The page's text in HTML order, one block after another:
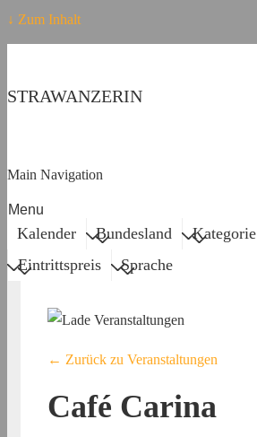
↓ Zum Inhalt
STRAWANZERIN
Main Navigation
Menu
Kalender Bundesland Kategorie
Eintrittspreis
Sprache
← Zurück zu Veranstaltungen
Café Carina